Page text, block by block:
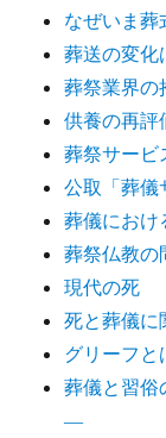
なぜいま葬
葬送の変化
葬祭業界の
供養の再評
葬祭サービ
公取「葬儀
葬儀におけ
葬祭仏教の
現代の死
死と葬儀に
グリーフと
葬儀と習
―